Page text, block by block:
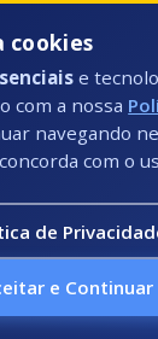
152/2025
Fazenda |JIF -
IMPUGNAÇÃO
cookies
e
com a nossa
navegando
com o
de
e Continuar